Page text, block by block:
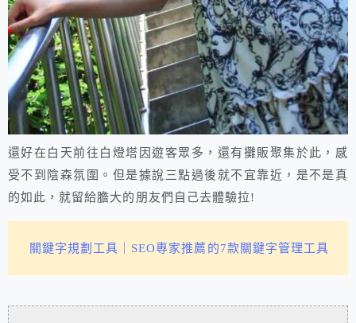
還好在白天前往白燈塔因遊客眾多，還有攤販聚集於此，感
受不到陰森氛圍。但是據說三點過後就不宜靠近，是不是真
的如此，就留給膽大的朋友們自己去體驗拉!
關鍵字規劃工具｜SEO專家推薦的7款關鍵字管理工具